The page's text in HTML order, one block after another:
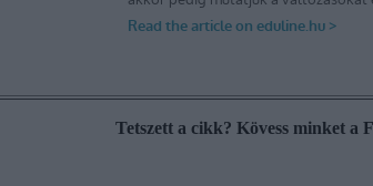
Tetszett a cikk? Kövess minket a